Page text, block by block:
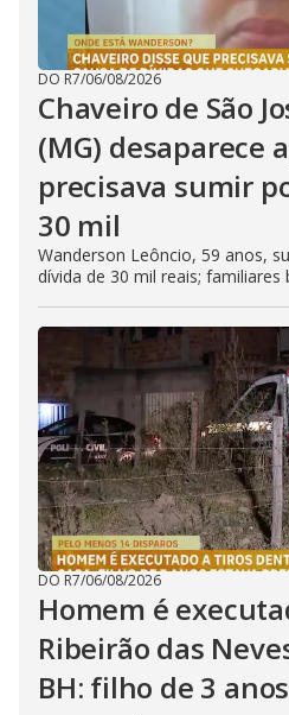
DO R7/06/08/2026
Chaveiro de São
(MG) desaparece
precisava sumir
30 mil
Wanderson Leôncio, 59 anos,
dívida de 30 mil reais; familiares
DO R7/06/08/2026
Homem é
Ribeirão das
BH: filho de 3